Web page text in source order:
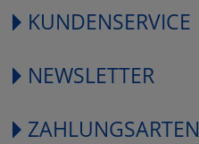
KUNDENSERVICE
NEWSLETTER
ZAHLUNGSARTEN